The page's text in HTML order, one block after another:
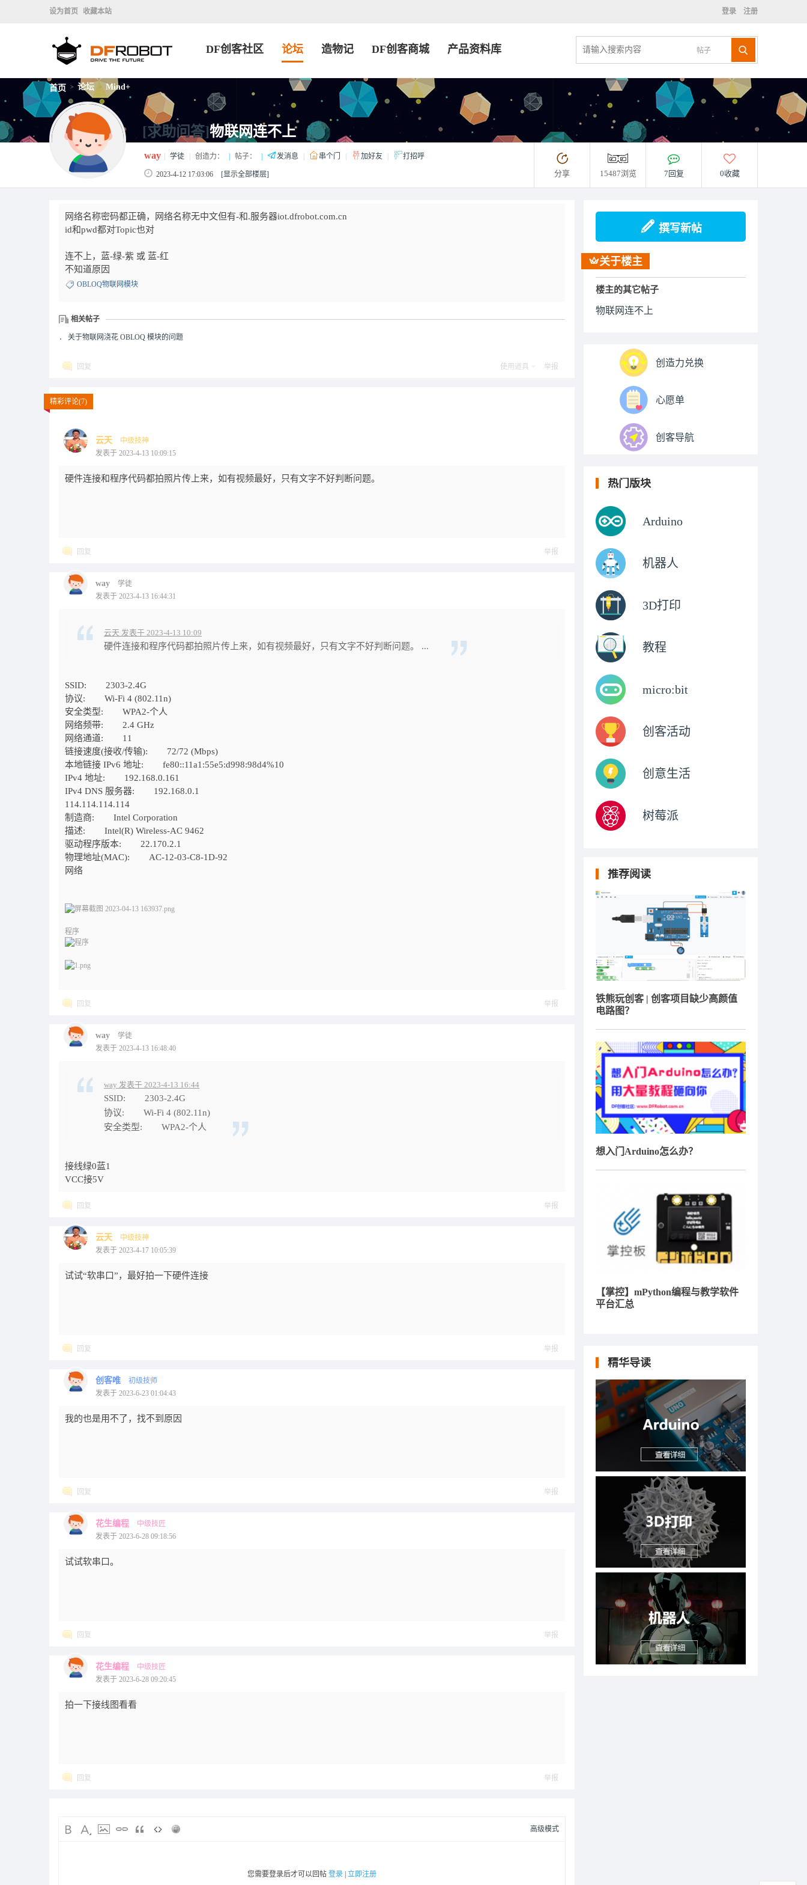
设为首页 收藏本站 登录 注册
帖子
DF创客社区 论坛 造物记 DF创客商城 产品资料库
首页 > 论坛 > Mind+
[求助问答]物联网连不上
way 学徒 创造力： 帖子： 发消息 串个门 加好友 打招呼
2023-4-12 17:03:06 [显示全部楼层] 分享 15487浏览 7回复 0收藏
网络名称密码都正确，网络名称无中文但有-和.服务器iot.dfrobot.com.cn
id和pwd都对Topic也对
连不上，蓝-绿-紫 或 蓝-红
不知道原因
OBLOQ物联网模块
相关帖子
． 关于物联网浇花 OBLOQ 模块的问题
回复 使用道具 举报
精彩评论(7)
云天
中级技神
发表于 2023-4-13 10:09:15
硬件连接和程序代码都拍照片传上来，如有视频最好，只有文字不好判断问题。
回复 举报
way
学徒
发表于 2023-4-13 16:44:31
云天 发表于 2023-4-13 10:09
硬件连接和程序代码都拍照片传上来，如有视频最好，只有文字不好判断问题。 ...
SSID: 2303-2.4G
协议: Wi-Fi 4 (802.11n)
安全类型: WPA2-个人
网络频带: 2.4 GHz
网络通道: 11
链接速度(接收/传输): 72/72 (Mbps)
本地链接 IPv6 地址: fe80::11a1:55e5:d998:98d4%10
IPv4 地址: 192.168.0.161
IPv4 DNS 服务器: 192.168.0.1
114.114.114.114
制造商: Intel Corporation
描述: Intel(R) Wireless-AC 9462
驱动程序版本: 22.170.2.1
物理地址(MAC): AC-12-03-C8-1D-92
网络
程序
回复 举报
way
学徒
发表于 2023-4-13 16:48:40
way 发表于 2023-4-13 16:44
SSID: 2303-2.4G
协议: Wi-Fi 4 (802.11n)
安全类型: WPA2-个人
接线绿0蓝1
VCC接5V
回复 举报
云天
中级技神
发表于 2023-4-17 10:05:39
试试“软串口”，最好拍一下硬件连接
回复 举报
创客唯
初级技师
发表于 2023-6-23 01:04:43
我的也是用不了，找不到原因
回复 举报
花生编程
中级技匠
发表于 2023-6-28 09:18:56
试试软串口。
回复 举报
花生编程
中级技匠
发表于 2023-6-28 09:20:45
拍一下接线图看看
回复 举报
高级模式
您需要登录后才可以回帖 登录 立即注册
撰写新帖
关于楼主
楼主的其它帖子
物联网连不上
创造力兑换
心愿单
创客导航
热门版块
Arduino
机器人
3D打印
教程
micro:bit
创客活动
创意生活
树莓派
推荐阅读
铁熊玩创客 | 创客项目缺少高颜值
电路图？
想入门Arduino怎么办？
【掌控】mPython编程与教学软件
平台汇总
精华导读